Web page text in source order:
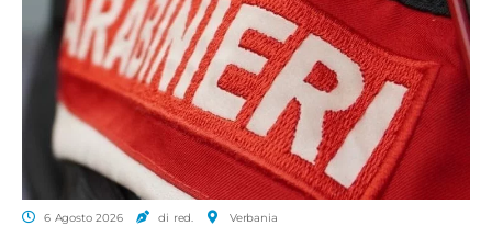
6 Agosto 2026 di red. Verbania